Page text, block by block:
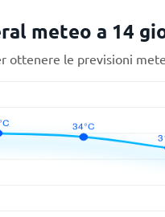
meteo a 14
ottenere le previsioni